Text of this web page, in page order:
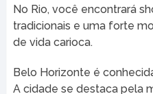
No Rio, você encontrará
tradicionais e uma forte
de vida carioca.
Belo Horizonte é
A cidade se destaca pela